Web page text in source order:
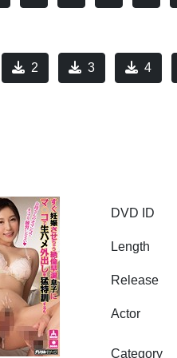
2 3 4
DVD ID
Length
Release
Actor
Category